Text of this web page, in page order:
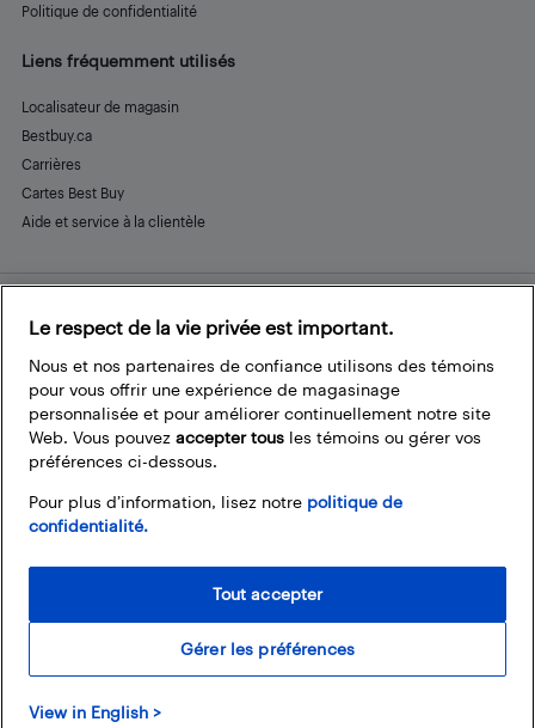
Politique de confidentialité
Liens fréquemment utilisés
Localisateur de magasin
Bestbuy.ca
Carrières
Cartes Best Buy
Aide et service à la clientèle
Restez connecté
FacebookInstagram
PinterestLinkedInYouTube
© 2026 Magasins Best Buy Canada Ltée. Tout droits réservés. Pour usage
Le respect de la vie privée est important.
Nous et nos partenaires de confiance utilisons des témoins
pour vous offrir une expérience de magasinage
personnalisée et pour améliorer continuellement notre site
Web. Vous pouvez accepter tous les témoins ou gérer vos
préférences ci-dessous.
Pour plus d’information, lisez notre
View in English >
politique de
confidentialité.
Gérer les préférences
Tout accepter